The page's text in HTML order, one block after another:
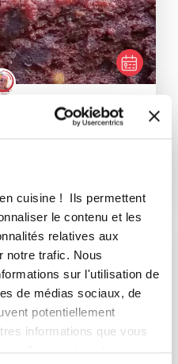
cuisine ! Ils permettent
le contenu et les
relatives aux
notre trafic. Nous
sur l'utilisation de
de médias sociaux, de
potentiellement
informations que vous
- courgette